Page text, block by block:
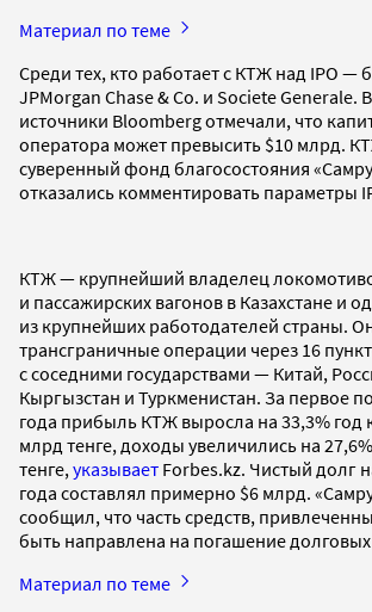
Материал по теме
Среди тех, кто работает с КТЖ над IPO —
JPMorgan Chase & Co. и Societe Generale.
источники Bloomberg отмечали, что
оператора может превысить $10 млрд.
суверенный фонд благосостояния
отказались комментировать параметры
КТЖ — крупнейший владелец
и пассажирских вагонов в Казахстане и
из крупнейших работодателей страны.
трансграничные операции через 16
с соседними государствами — Китай,
Кыргызстан и Туркменистан. За первое
года прибыль КТЖ выросла на 33,3% год
млрд тенге, доходы увеличились на
тенге, указывает Forbes.kz. Чистый долг
года составлял примерно $6 млрд.
сообщил, что часть средств,
быть направлена на погашение долговых
Материал по теме